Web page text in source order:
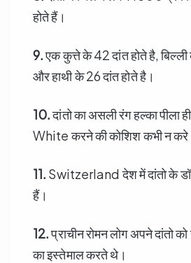
होते हैं।
9.एक कुत्ते के 42 दांत होते है,
और हाथी के 26 दांत होते है।
10.दांतो का असली रंग हल्का पीला
White करने की कोशिश कभी न
11. Switzerland देश में दांतो के
हैं।
12.प्राचीन रोमन लोग अपने दांतो
का इस्तेमाल करते थे।